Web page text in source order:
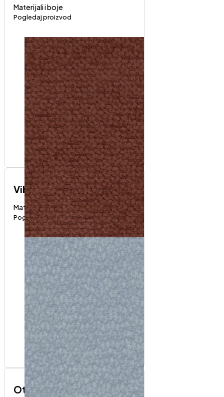
Materijali i boje
Pogledaj proizvod
Vibe
Materijali i boje
Pogledaj proizvod
Otisus fotelja